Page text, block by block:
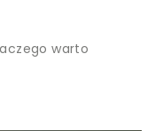
warto